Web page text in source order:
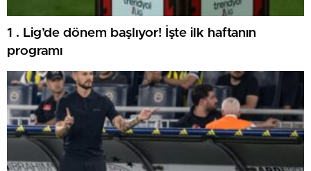
1 . Lig’de dönem başlıyor! İşte ilk haftanın
programı